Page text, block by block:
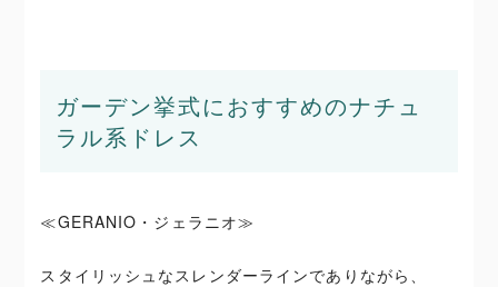
ガーデン挙式におすすめのナチュ
ラル系ドレス
≪GERANIO・ジェラニオ≫
スタイリッシュなスレンダーラインでありながら、